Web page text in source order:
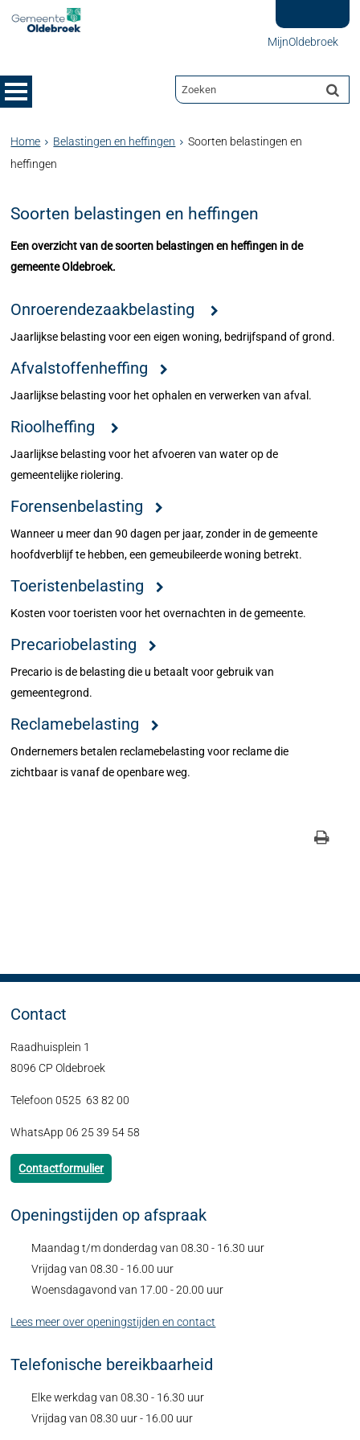
MijnOldebroek
Home Belastingen en heffingen
Soorten belastingen en
heffingen
Soorten belastingen en heffingen
Een overzicht van de soorten belastingen en heffingen in de
gemeente Oldebroek.
Onroerendezaakbelasting
Jaarlijkse belasting voor een eigen woning, bedrijfspand of grond.
Afvalstoffenheffing
Jaarlijkse belasting voor het ophalen en verwerken van afval.
Rioolheffing
Jaarlijkse belasting voor het afvoeren van water op de
gemeentelijke riolering.
Forensenbelasting
Wanneer u meer dan 90 dagen per jaar, zonder in de gemeente
hoofdverblijf te hebben, een gemeubileerde woning betrekt.
Toeristenbelasting
​Kosten voor toeristen voor het overnachten in de gemeente.
Precariobelasting
Precario is de belasting die u betaalt voor gebruik van
gemeentegrond.
Reclamebelasting
Ondernemers betalen reclamebelasting voor reclame die
zichtbaar is vanaf de openbare weg.
Contact
Raadhuisplein 1
8096 CP Oldebroek
Telefoon 0525 63 82 00
WhatsApp 06 25 39 54 58
Contactformulier
Openingstijden op afspraak
Maandag t/m donderdag van 08.30 - 16.30 uur
Vrijdag van 08.30 - 16.00 uur
Woensdagavond van 17.00 - 20.00 uur
Lees meer over openingstijden en contact
Telefonische bereikbaarheid
Elke werkdag van 08.30 - 16.30 uur
Vrijdag van 08.30 uur - 16.00 uur